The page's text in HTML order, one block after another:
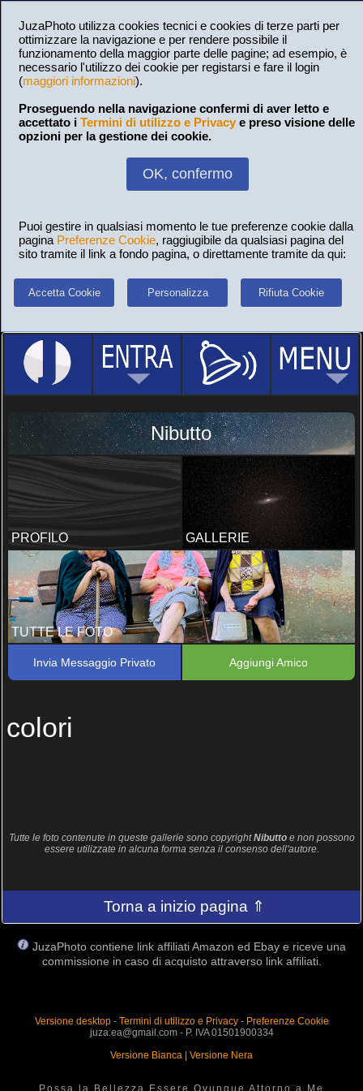
JuzaPhoto utilizza cookies tecnici e cookies di terze parti per
ottimizzare la navigazione e per rendere possibile il
funzionamento della maggior parte delle pagine; ad esempio, è
necessario l'utilizzo dei cookie per registarsi e fare il login
(maggiori informazioni).
Proseguendo nella navigazione confermi di aver letto e
accettato i Termini di utilizzo e Privacy e preso visione delle
opzioni per la gestione dei cookie.
OK, confermo
Puoi gestire in qualsiasi momento le tue preferenze cookie dalla
pagina Preferenze Cookie, raggiugibile da qualsiasi pagina del
sito tramite il link a fondo pagina, o direttamente tramite da qui:
Accetta Cookie Personalizza Rifiuta Cookie
Nibutto
PROFILO GALLERIE
TUTTE LE FOTO
Invia Messaggio Privato Aggiungi Amico
colori
Tutte le foto contenute in queste gallerie sono copyrightNibuttoe non possono
essere utilizzate in alcuna forma senza il consenso dell'autore.
Torna a inizio pagina ⇑
JuzaPhoto contiene link affiliati Amazon ed Ebay e riceve una
commissione in caso di acquisto attraverso link affiliati.
Versione desktop- Termini di utilizzo e Privacy- Preferenze Cookie
juza.ea@gmail.com - P. IVA 01501900334
Versione Bianca | Versione Nera
Possa la Bellezza Essere Ovunque Attorno a Me